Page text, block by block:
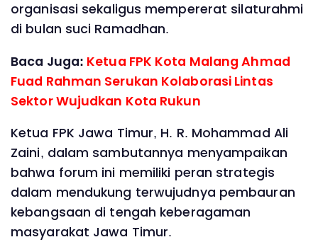
organisasi sekaligus mempererat silaturahmi
di bulan suci Ramadhan.
Baca Juga: Ketua FPK Kota Malang Ahmad
Fuad Rahman Serukan Kolaborasi Lintas
Sektor Wujudkan Kota Rukun
Ketua FPK Jawa Timur, H. R. Mohammad Ali
Zaini, dalam sambutannya menyampaikan
bahwa forum ini memiliki peran strategis
dalam mendukung terwujudnya pembauran
kebangsaan di tengah keberagaman
masyarakat Jawa Timur.